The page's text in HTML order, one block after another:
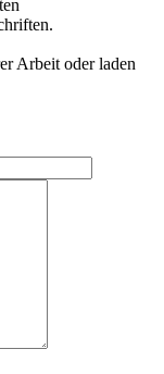
Arbeit oder laden